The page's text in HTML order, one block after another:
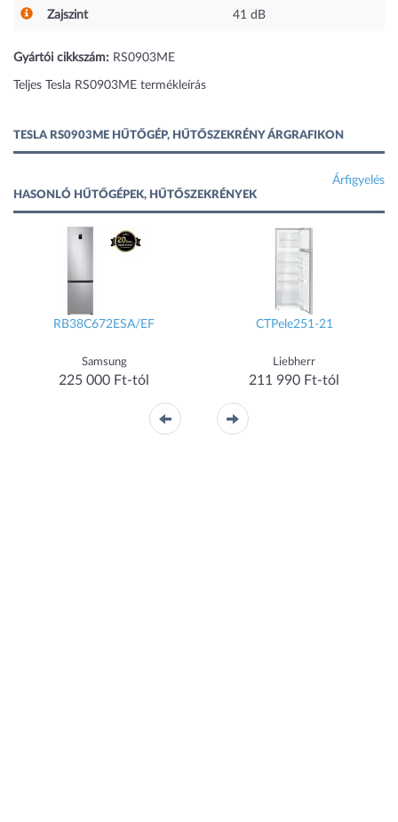
Zajszint 41 dB
Gyártói cikkszám: RS0903ME
Teljes Tesla RS0903ME termékleírás
TESLA RS0903ME HŰTŐGÉP, HŰTŐSZEKRÉNY ÁRGRAFIKON
Árfigyelés
HASONLÓ HŰTŐGÉPEK, HŰTŐSZEKRÉNYEK
RB38C672ESA/EF
Samsung
225 000 Ft-tól
CTPele251-21
Liebherr
211 990 Ft-tól